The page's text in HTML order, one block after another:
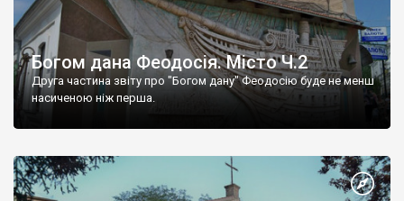
Богом дана Феодосія. Місто Ч.2
Друга частина звіту про "Богом дану" Феодосію буде не менш
насиченою ніж перша.